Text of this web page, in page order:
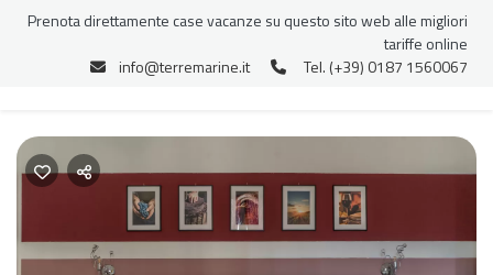
Prenota direttamente case vacanze su questo sito web alle migliori
tariffe online
info@terremarine.it
Tel. (+39) 0187 1560067